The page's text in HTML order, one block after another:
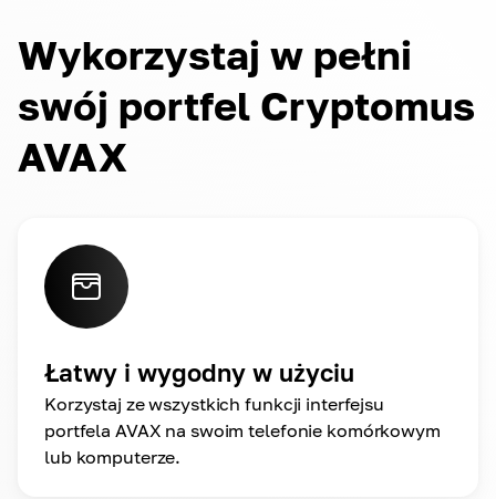
Wykorzystaj w pełni
swój portfel Cryptomus
AVAX
Łatwy i wygodny w użyciu
Korzystaj ze wszystkich funkcji interfejsu
portfela AVAX na swoim telefonie komórkowym
lub komputerze.